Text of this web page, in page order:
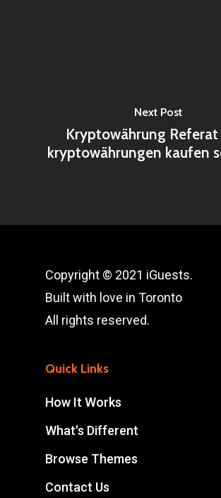
Next Post
Kryptowährung Referat
kryptowährungen kaufen
Copyright © 2021 iGuests.
Built with love in Toronto
All rights reserved.
Quick Links
How It Works
What's Different
Browse Themes
Contact Us